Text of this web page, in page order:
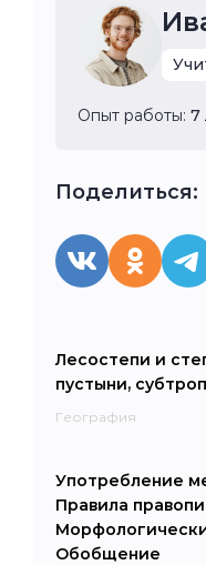
Опыт работы: 7
Поделиться:
Лесостепи и
пустыни,
География
Употребление
Правила
Обобщение